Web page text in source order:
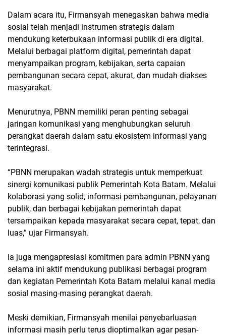
Dalam acara itu, Firmansyah menegaskan bahwa media
sosial telah menjadi instrumen strategis dalam
mendukung keterbukaan informasi publik di era digital.
Melalui berbagai platform digital, pemerintah dapat
menyampaikan program, kebijakan, serta capaian
pembangunan secara cepat, akurat, dan mudah diakses
masyarakat.
Menurutnya, PBNN memiliki peran penting sebagai
jaringan komunikasi yang menghubungkan seluruh
perangkat daerah dalam satu ekosistem informasi yang
terintegrasi.
“PBNN merupakan wadah strategis untuk memperkuat
sinergi komunikasi publik Pemerintah Kota Batam. Melalui
kolaborasi yang solid, informasi pembangunan, pelayanan
publik, dan berbagai kebijakan pemerintah dapat
tersampaikan kepada masyarakat secara cepat, tepat, dan
luas,” ujar Firmansyah.
Ia juga mengapresiasi komitmen para admin PBNN yang
selama ini aktif mendukung publikasi berbagai program
dan kegiatan Pemerintah Kota Batam melalui kanal media
sosial masing-masing perangkat daerah.
Meski demikian, Firmansyah menilai penyebarluasan
informasi masih perlu terus dioptimalkan agar pesan-